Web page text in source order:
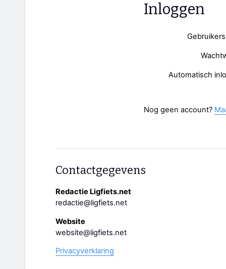
Inloggen
Automatisch
Nog geen account?
Contactgegevens
Redactie Ligfiets.net
redactie@ligfiets.net
Website
website@ligfiets.net
Privacyverklaring